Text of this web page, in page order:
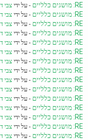
RE: מושגים כלליים - על ידי צבי
RE: מושגים כלליים - על ידי צבי
RE: מושגים כלליים - על ידי צבי
RE: מושגים כלליים - על ידי צבי
RE: מושגים כלליים - על ידי צבי
RE: מושגים כלליים - על ידי צבי
RE: מושגים כלליים - על ידי צבי
RE: מושגים כלליים - על ידי צבי
RE: מושגים כלליים - על ידי צבי
RE: מושגים כלליים - על ידי צבי
RE: מושגים כלליים - על ידי צבי
RE: מושגים כלליים - על ידי צבי
RE: מושגים כלליים - על ידי צבי
RE: מושגים כלליים - על ידי צבי
RE: מושגים כלליים - על ידי צבי